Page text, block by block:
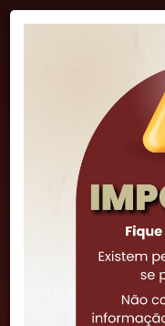
"A lei é inteligência, e
procedimento correto e